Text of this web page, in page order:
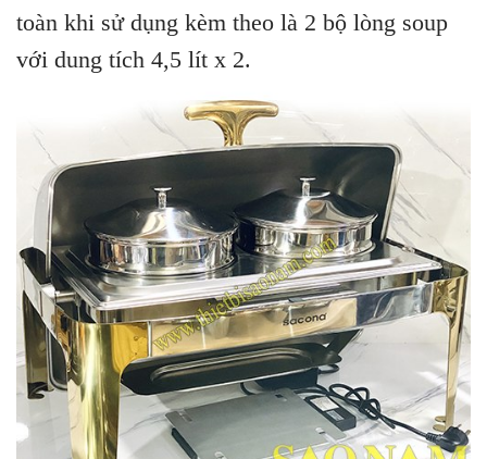
toàn khi sử dụng kèm theo là 2 bộ lòng soup
với dung tích 4,5 lít x 2.